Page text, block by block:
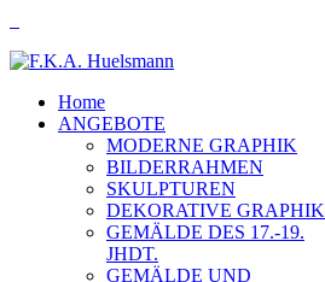
Home
ANGEBOTE
MODERNE GRAPHIK
BILDERRAHMEN
SKULPTUREN
DEKORATIVE GRAPHIK
GEMÄLDE DES 17.-19.
JHDT.
GEMÄLDE UND